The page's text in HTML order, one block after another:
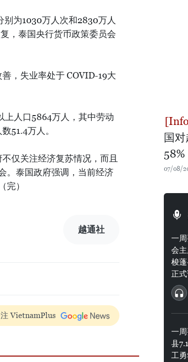
为1030万人次和2830万人
，泰国央行货币政策委员会
，失业率处于 COVID-19大
上人口5864万人，其中劳动
51.4万人。
仅关注经济复苏情况，而且
。泰国政府强调，当前经济
完）
越通社
VietnamPlus
国
58%
07/08/
一
会
梭
正
一
县
工